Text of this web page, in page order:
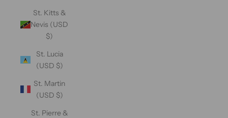
St. Kitts &
Nevis (USD
$)
St. Lucia
(USD $)
St. Martin
(USD $)
St. Pierre &